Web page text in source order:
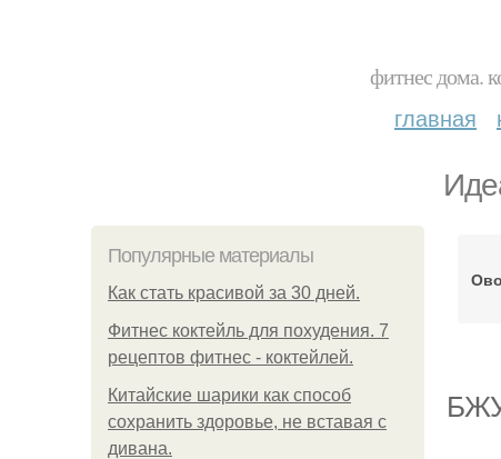
фитнес дома.
главная
Популярные материалы
Как стать красивой за 30 дней.
Фитнес коктейль для похудения. 7
рецептов фитнес - коктейлей.
Китайские шарики как способ
сохранить здоровье, не вставая с
дивана.
БЖУ